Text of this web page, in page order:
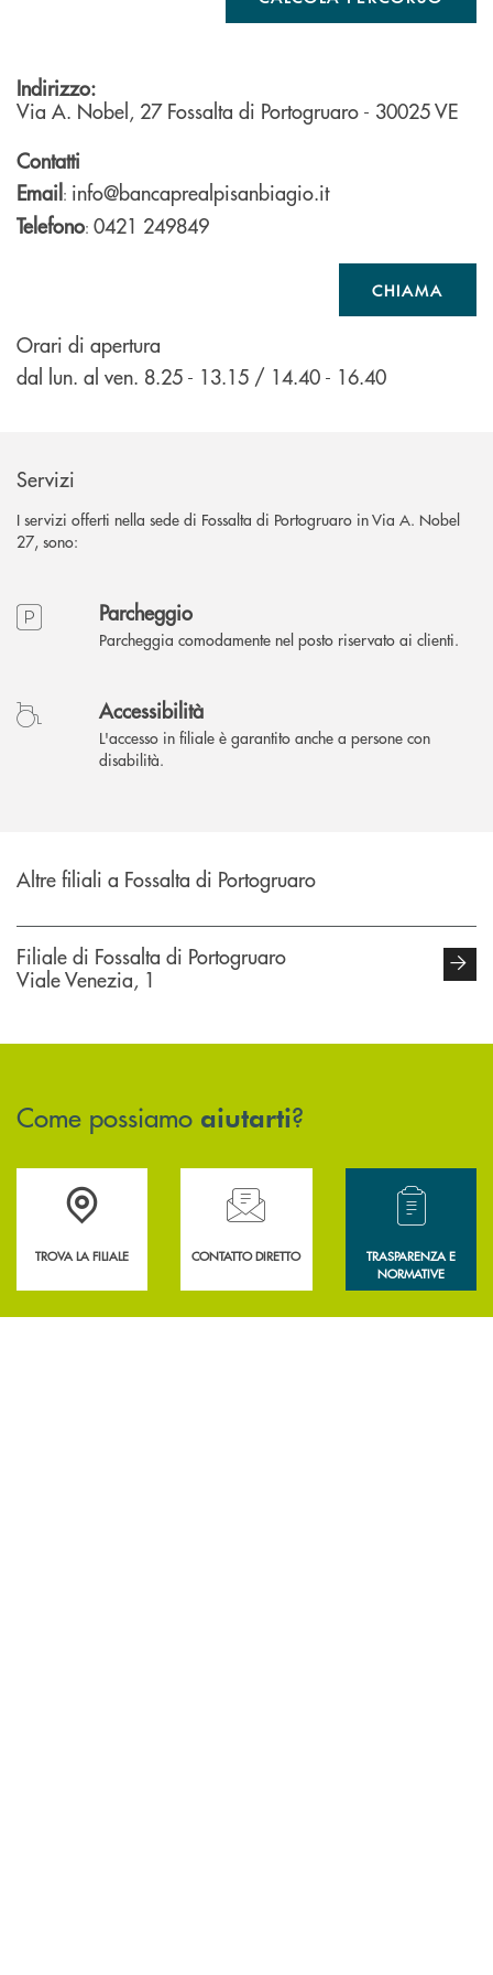
Indirizzo:
Via A. Nobel, 27 Fossalta di Portogruaro - 30025VE
Contatti
Email: info@bancaprealpisanbiagio.it
Telefono: 0421 249849
CHIAMA
Orari di apertura
dal lun. al ven. 8.25 - 13.15 / 14.40 - 16.40
Servizi
I servizi offerti nella sede di Fossalta di Portogruaro in Via A. Nobel
27, sono:
Parcheggio
Parcheggia comodamente nel posto riservato ai clienti.
Accessibilità
L'accesso in filiale è garantito anche a persone con
disabilità.
Altre filiali a Fossalta di Portogruaro
Filiale di Fossalta di Portogruaro
Viale Venezia, 1
Come possiamo aiutarti?
Accedi all' elenco completo delle filiali .
TROVA LA FILIALE
Hai bisogno di assistenza immediata?
CONTATTO DIRETTO
Hai bisogno di
TRASPARENZA E
NORMATIVE